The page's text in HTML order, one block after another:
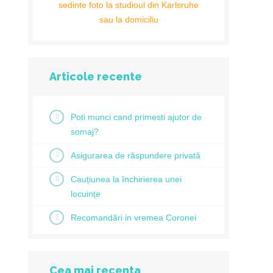
sedinte foto la studioul din Karlsruhe
sau la domiciliu
Articole recente
Poti munci cand primesti ajutor de
somaj?
Asigurarea de răspundere privată
Cauțiunea la închirierea unei
locuințe
Recomandări in vremea Coronei
Cea mai recenta